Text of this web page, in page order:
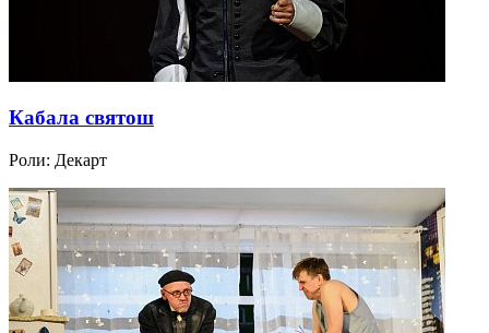
Кабала святош
Роли: Декарт